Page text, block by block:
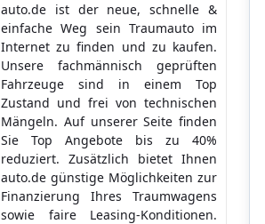
auto.de ist der neue, schnelle &
einfache Weg sein Traumauto im
Internet zu finden und zu kaufen.
Unsere fachmännisch geprüften
Fahrzeuge sind in einem Top
Zustand und frei von technischen
Mängeln. Auf unserer Seite finden
Sie Top Angebote bis zu 40%
reduziert. Zusätzlich bietet Ihnen
auto.de günstige Möglichkeiten zur
Finanzierung Ihres Traumwagens
sowie faire Leasing-Konditionen.